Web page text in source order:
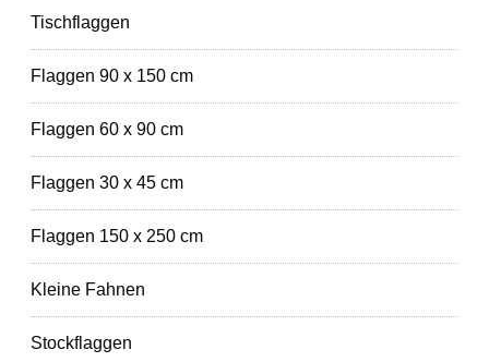
Tischflaggen
Flaggen 90 x 150 cm
Flaggen 60 x 90 cm
Flaggen 30 x 45 cm
Flaggen 150 x 250 cm
Kleine Fahnen
Stockflaggen